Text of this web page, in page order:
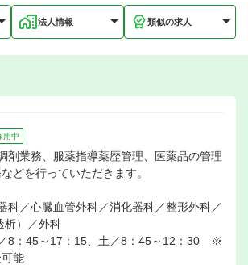
法人情報 類似の求人
用中
剤業務、服薬指導薬歴管理、医薬品の管理
どを行っていただきます。
科／心臓血管外科／消化器科／整形外科／
析）／外科
8：45～17：15、土／8：45～12：30 ※
能